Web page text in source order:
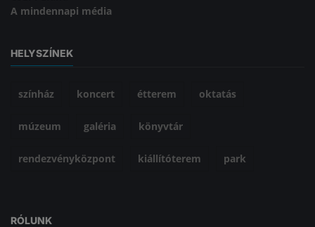
A mindennapi média
HELYSZÍNEK
színház koncert étterem oktatás
múzeum galéria könyvtár
rendezvényközpont kiállítóterem park
RÓLUNK